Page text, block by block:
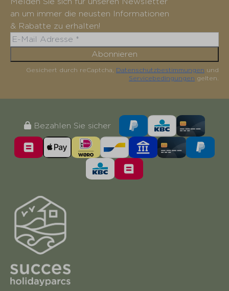
an um immer die neusten Informationen
& Rabatte zu erhalten!
Abonnieren
Gesichert durch reCaptcha, Datenschutzbestimmungen und
Servicebedingungen gelten.
Bezahlen Sie sicher